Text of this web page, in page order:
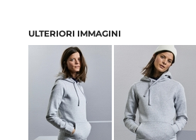
ULTERIORI IMMAGINI